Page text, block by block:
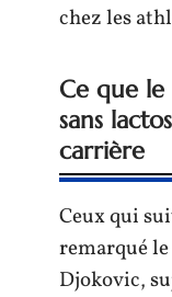
chez les
Ce que
sans
carrière
Ceux qui
remarqué
Djokovic,